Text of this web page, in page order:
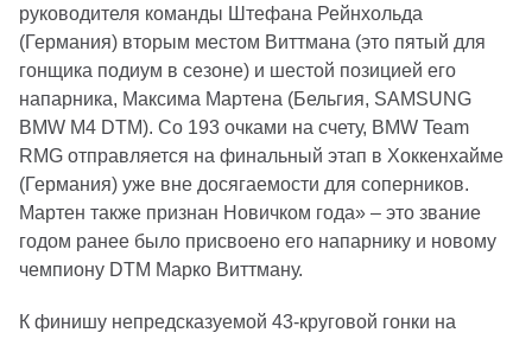
руководителя команды Штефана Рейнхольда
(Германия) вторым местом Виттмана (это пятый для
гонщика подиум в сезоне) и шестой позицией его
напарника, Максима Мартена (Бельгия, SAMSUNG
BMW M4 DTM). Cо 193 очками на счету, BMW Team
RMG отправляется на финальный этап в Хоккенхайме
(Германия) уже вне досягаемости для соперников.
Мартен также признан Новичком года» – это звание
годом ранее было присвоено его напарнику и новому
чемпиону DTM Марко Виттману.
К финишу непредсказуемой 43-круговой гонки на